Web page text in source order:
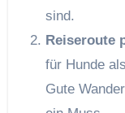
sind.
Reiseroute
für Hunde
Gute